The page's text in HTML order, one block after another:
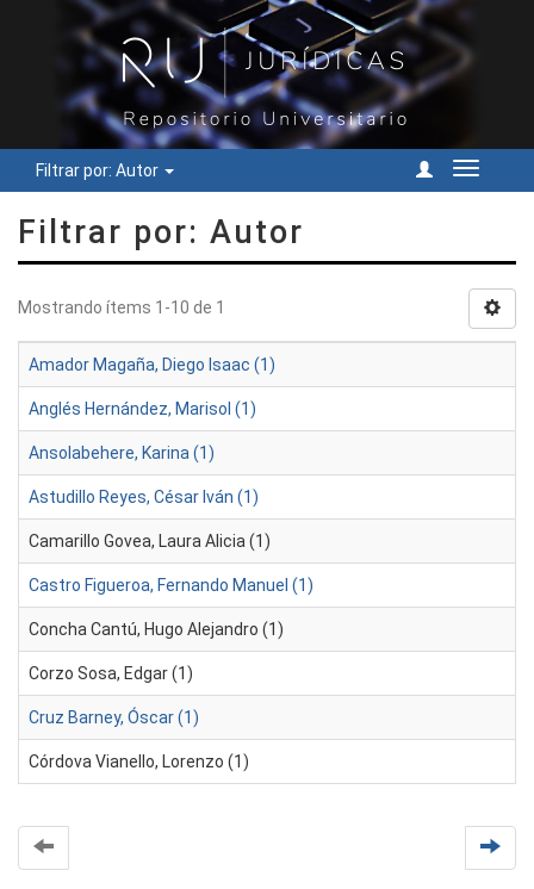
Filtrar por: Autor
Cambiar
Filtrar por: Autor
Mostrando ítems 1-10 de 1
Amador Magaña, Diego Isaac (1)
Anglés Hernández, Marisol (1)
Ansolabehere, Karina (1)
Astudillo Reyes, César Iván (1)
Camarillo Govea, Laura Alicia (1)
Castro Figueroa, Fernando Manuel (1)
Concha Cantú, Hugo Alejandro (1)
Corzo Sosa, Edgar (1)
Cruz Barney, Óscar (1)
Córdova Vianello, Lorenzo (1)